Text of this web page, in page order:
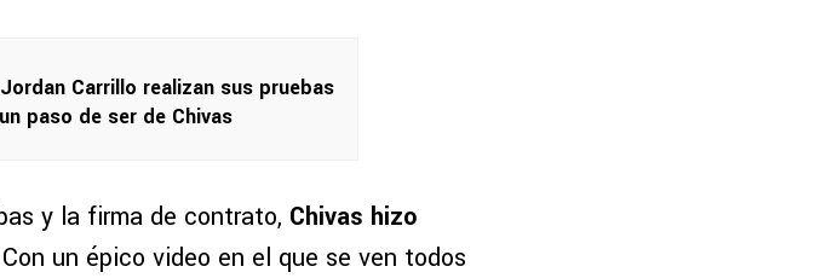
Carrillo realizan sus pruebas
paso de ser de Chivas
y la firma de contrato, Chivas hizo
un épico video en el que se ven todos